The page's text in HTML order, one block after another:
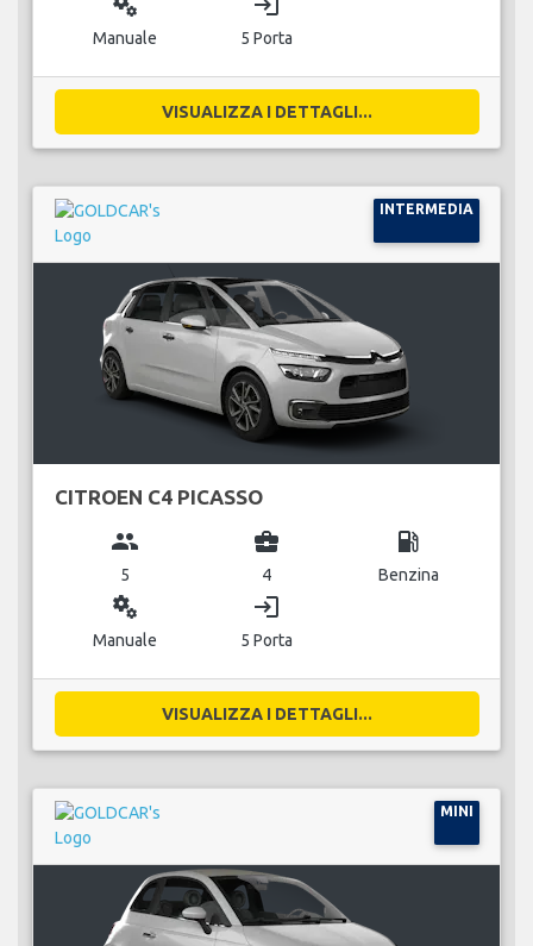
Manuale 5 Porta
VISUALIZZA I DETTAGLI...
INTERMEDIA
CITROEN C4 PICASSO
group
5
business_center
4
local_gas_station
Benzina
miscellaneous_services
Manuale
login
5 Porta
VISUALIZZA I DETTAGLI...
MINI